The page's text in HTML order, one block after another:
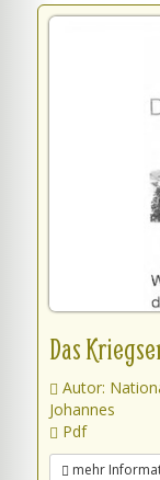
Das
Autor:
Johannes
Pdf
mehr